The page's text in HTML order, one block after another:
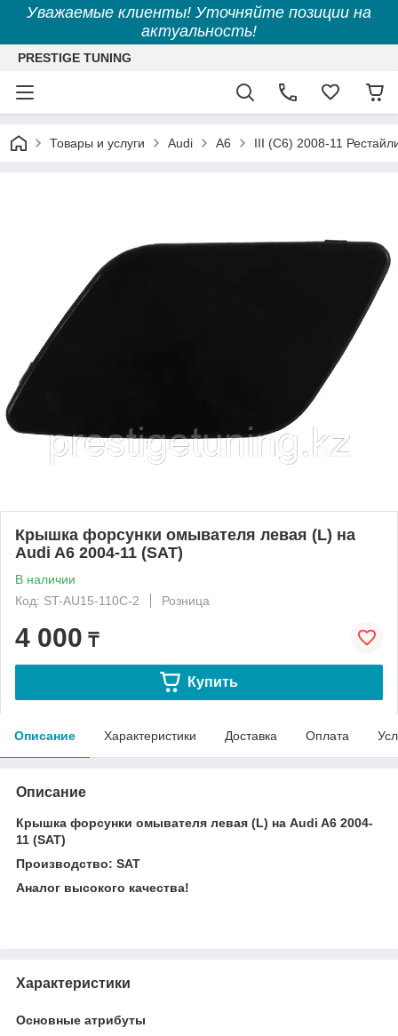
Уважаемые клиенты! Уточняйте позиции на
актуальность!
PRESTIGE TUNING
Товары и услуги Audi A6 III (C6) 2008-11
Крышка форсунки омывателя левая (L) на
Audi A6 2004-11 (SAT)
В наличии
Код: ST-AU15-110C-2
Розница
4 000 ₸
Купить
Описание Характеристики Доставка Оплата
Описание
Крышка форсунки омывателя левая (L) на Audi A6 2004-
11 (SAT)
Производство: SAT
Аналог высокого качества!
Характеристики
Основные атрибуты